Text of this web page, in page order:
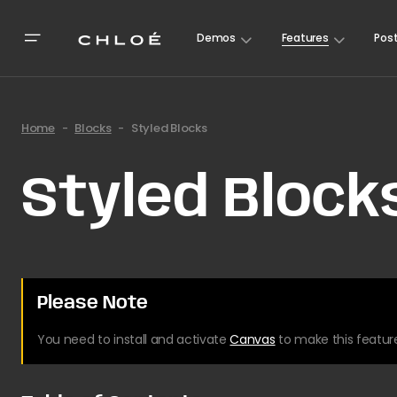
Demos Features Post
Home Blocks Styled Blocks
Styled
Please Note
You need to install and activateCanvas to make this